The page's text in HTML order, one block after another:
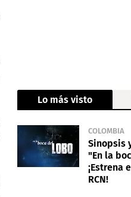
Lo más visto
COLOMBIA
Sinopsis
"En la
¡Estrena
RCN!